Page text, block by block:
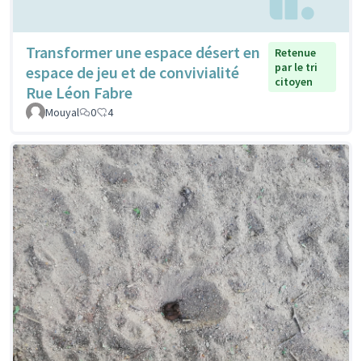
Transformer une espace désert en
espace de jeu et de convivialité
Rue Léon Fabre
Retenue
par le tri
citoyen
Mouyal 0 4